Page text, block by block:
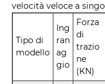
velocità veloce a
Tipo di
modello
Ing
ran
ag
gio
Forza
di
trazio
ne
(KN)